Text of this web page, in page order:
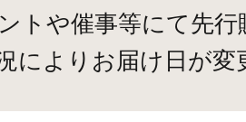
トや催事等にて先行
によりお届け日が変